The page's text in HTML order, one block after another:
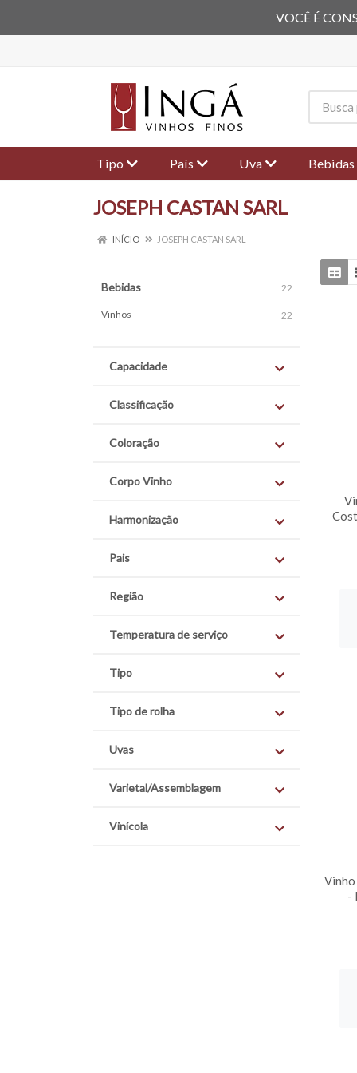
VOCÊ É
Tipo País Uva Bebidas
JOSEPH CASTAN SARL
INÍCIO JOSEPH CASTAN SARL
Bebidas 22
Vinhos 22
Capacidade
Classificação
Coloração
Corpo Vinho
Harmonização
Pais
Região
Temperatura de serviço
Tipo
Tipo de rolha
Uvas
Varietal/Assemblagem
Vinícola
-